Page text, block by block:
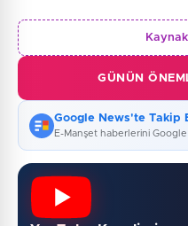
GÜNÜN
Google News'te Takip
E-Manşet haberlerini